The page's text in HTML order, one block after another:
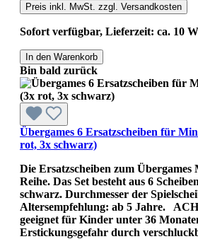
Preis inkl. MwSt. zzgl. Versandkosten
Sofort verfügbar, Lieferzeit: ca. 10
In den Warenkorb
Bin bald zurück
Übergames 6 Ersatzscheiben für
rot, 3x schwarz)
Die Ersatzscheiben zum Übergames
Reihe. Das Set besteht aus 6
schwarz. Durchmesser der
Altersempfehlung: ab 5 Jahre.
geeignet für Kinder unter 36
Erstickungsgefahr durch